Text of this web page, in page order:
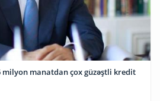
manatdan çox güzəştli kredit